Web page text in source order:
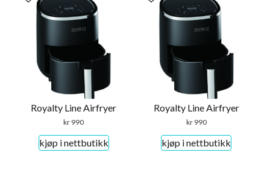
Royalty Line Airfryer
kr 990
kjøp i nettbutikk
Royalty Line Airfryer
kr990
kjøp i nettbutikk